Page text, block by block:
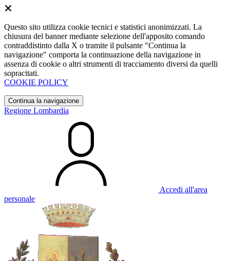
Questo sito utilizza cookie tecnici e statistici anonimizzati. La
chiusura del banner mediante selezione dell'apposito comando
contraddistinto dalla X o tramite il pulsante "Continua la
navigazione" comporta la continuazione della navigazione in
assenza di cookie o altri strumenti di tracciamento diversi da quelli
sopracitati.
COOKIE POLICY
Continua la navigazione
Regione Lombardia
Accedi all'area
personale